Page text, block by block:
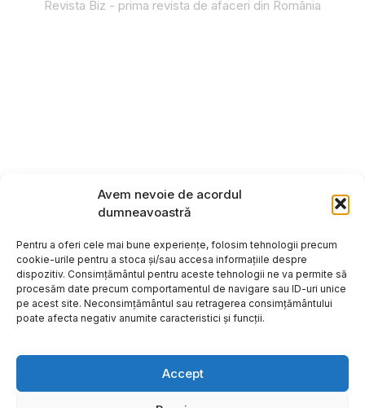
Avem nevoie de acordul
dumneavoastră
Pentru a oferi cele mai bune experiențe, folosim tehnologii precum
cookie-urile pentru a stoca și/sau accesa informațiile despre
dispozitiv. Consimțământul pentru aceste tehnologii ne va permite să
procesăm date precum comportamentul de navigare sau ID-uri unice
pe acest site. Neconsimțământul sau retragerea consimțământului
poate afecta negativ anumite caracteristici și funcții.
Accept
Revista Biz - prima revista de afaceri din România